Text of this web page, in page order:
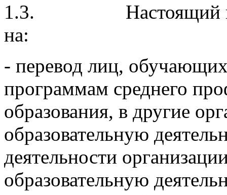
1.3. Настоящий
на:
- перевод лиц,
программам среднего
образования, в другие
образовательную
деятельности
образовательную